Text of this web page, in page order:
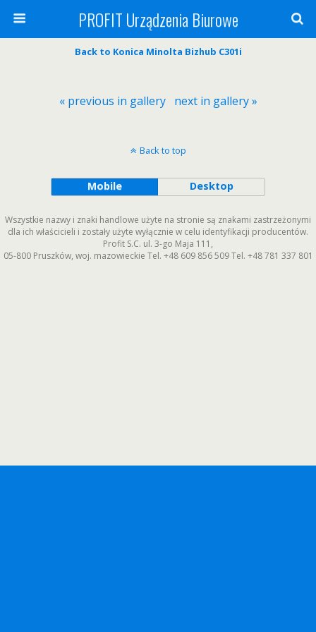
PROFIT Urządzenia Biurowe
Back to Konica Minolta Bizhub C301i
« previous in gallery next in gallery »
Back to top
Mobile Desktop
Wszystkie nazwy i znaki handlowe użyte na stronie są znakami zastrzeżonymi
dla ich właścicieli i zostały użyte wyłącznie w celu identyfikacji producentów.
Profit S.C. ul. 3-go Maja 111 ,
05-800 Pruszków, woj. mazowieckie Tel. +48 609 856 509Tel. +48 781 337 801